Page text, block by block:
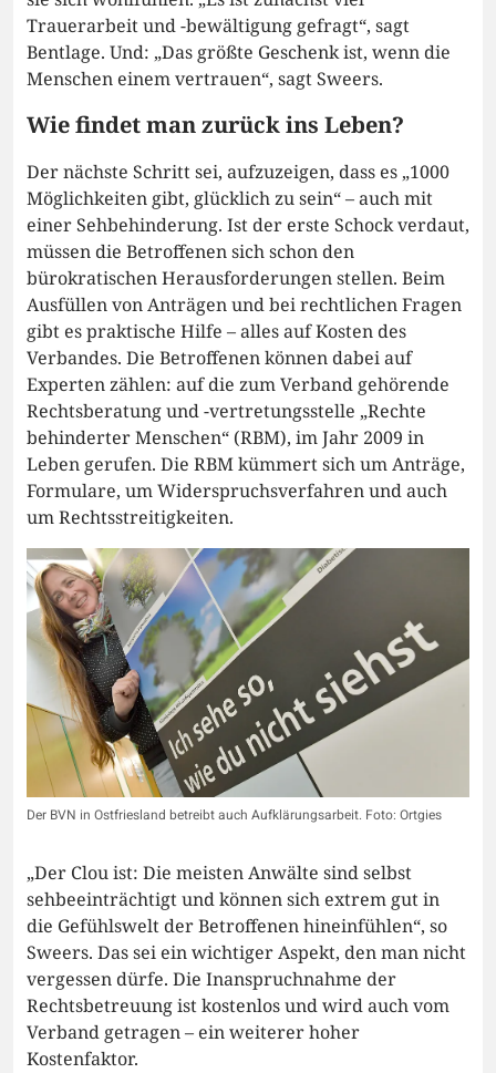
Trauerarbeit und -bewältigung gefragt“, sagt
Bentlage. Und: „Das größte Geschenk ist, wenn die
Menschen einem vertrauen“, sagt Sweers.
Wie findet man zurück ins Leben?
Der nächste Schritt sei, aufzuzeigen, dass es „1000
Möglichkeiten gibt, glücklich zu sein“ – auch mit
einer Sehbehinderung. Ist der erste Schock verdaut,
müssen die Betroffenen sich schon den
bürokratischen Herausforderungen stellen. Beim
Ausfüllen von Anträgen und bei rechtlichen Fragen
gibt es praktische Hilfe – alles auf Kosten des
Verbandes. Die Betroffenen können dabei auf
Experten zählen: auf die zum Verband gehörende
Rechtsberatung und -vertretungsstelle „Rechte
behinderter Menschen“ (RBM), im Jahr 2009 in
Leben gerufen. Die RBM kümmert sich um Anträge,
Formulare, um Widerspruchsverfahren und auch
um Rechtsstreitigkeiten.
Der BVN in Ostfriesland betreibt auch Aufklärungsarbeit. Foto: Ortgies
„Der Clou ist: Die meisten Anwälte sind selbst
sehbeeinträchtigt und können sich extrem gut in
die Gefühlswelt der Betroffenen hineinfühlen“, so
Sweers. Das sei ein wichtiger Aspekt, den man nicht
vergessen dürfe. Die Inanspruchnahme der
Rechtsbetreuung ist kostenlos und wird auch vom
Verband getragen – ein weiterer hoher
Kostenfaktor.